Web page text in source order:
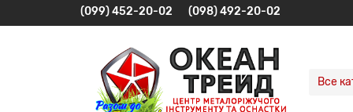
(099) 452-20-02 (098) 492-20-02
Все